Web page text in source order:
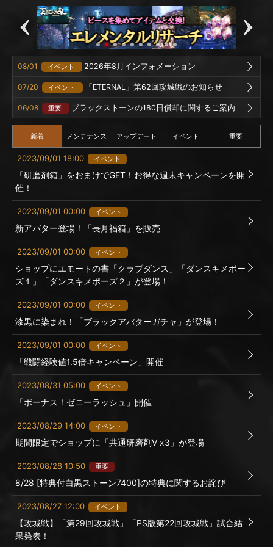
08/01 イベント 2026年8月インフォメーション
07/20 イベント 「ETERNAL」第62回攻城戦のお知らせ
06/08 重要 ブラックストーンの180日償却に関するご案内
新着 メンテナンス アップデート イベント 重要
2023/09/01 18:00 イベント
「研磨剤箱」をおまけでGET！お得な週末キャンペーンを開
催！
2023/09/01 00:00 イベント
新アバター登場！「長月福箱」を販売
2023/09/01 00:00 イベント
ショップにエモートの書「クラブダンス」「ダンスキメポー
ズ１」「ダンスキメポーズ２」が登場！
2023/09/01 00:00 イベント
漆黒に染まれ！「ブラックアバターガチャ」が登場！
2023/09/01 00:00 イベント
「戦闘経験値1.5倍キャンペーン」開催
2023/08/31 05:00 イベント
「ボーナス！ゼニーラッシュ」開催
2023/08/29 14:00 イベント
期間限定でショップに「共通研磨剤Ⅴ x3」が登場
2023/08/28 10:50 重要
8/28 [特典付白黒ストーン7400]の特典に関するお詫び
2023/08/27 12:00 イベント
【攻城戦】「第29回攻城戦」「PS版第22回攻城戦」試合結
果発表！